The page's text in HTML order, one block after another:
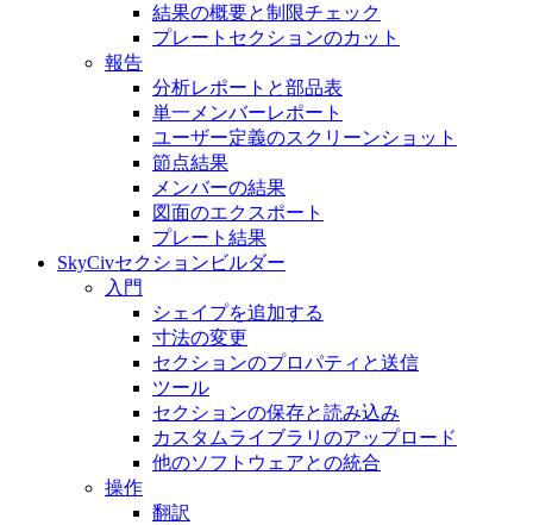
結果の概要と制限チェック
プレートセクションのカット
報告
分析レポートと部品表
単一メンバーレポート
ユーザー定義のスクリーンショット
節点結果
メンバーの結果
図面のエクスポート
プレート結果
SkyCivセクションビルダー
入門
シェイプを追加する
寸法の変​​更
セクションのプロパティと送信
ツール
セクションの保存と読み込み
カスタムライブラリのアップロード
他のソフトウェアとの統合
操作
翻訳